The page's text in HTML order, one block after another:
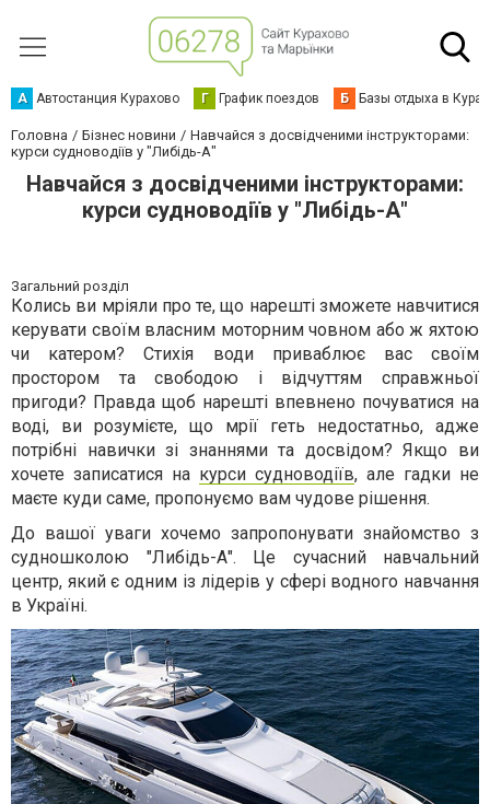
А Автостанция Курахово Г График поездов Б Базы отдыха в
Головна Бізнес новини
Навчайся з досвідченими інструкторами:
курси судноводіїв у "Либідь-А"
Навчайся з досвідченими інструкторами:
курси судноводіїв у "Либідь-А"
Загальний розділ
Колись ви мріяли про те, що нарешті зможете навчитися
керувати своїм власним моторним човном або ж яхтою
чи катером? Стихія води приваблює вас своїм
простором та свободою і відчуттям справжньої
пригоди? Правда щоб нарешті впевнено почуватися на
воді, ви розумієте, що мрії геть недостатньо, адже
потрібні навички зі знаннями та досвідом? Якщо ви
хочете записатися на курси судноводіїв, але гадки не
маєте куди саме, пропонуємо вам чудове рішення.
До вашої уваги хочемо запропонувати знайомство з
судношколою "Либідь-А". Це сучасний навчальний
центр, який є одним із лідерів у сфері водного навчання
в Україні.